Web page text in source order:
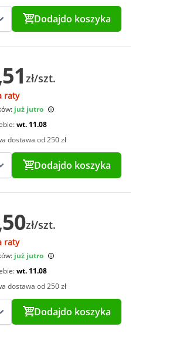
Dodajdo koszyka
zł/szt.
raty
już jutro
wt. 11.08
dostawa od 250 zł
Dodajdo koszyka
zł/szt.
raty
już jutro
wt. 11.08
dostawa od 250 zł
Dodajdo koszyka